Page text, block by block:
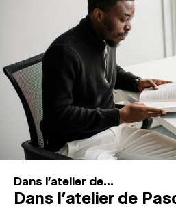
Dans l'atelier de...
Dans l’atelier de